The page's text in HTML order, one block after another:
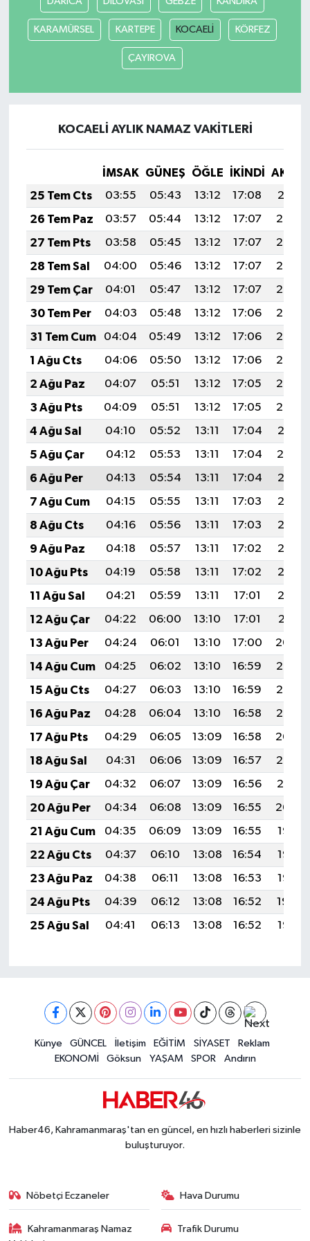
KARAMÜRSEL KARTEPE KOCAELİ KÖRFEZ
ÇAYIROVA
KOCAELİ AYLIK NAMAZ VAKITLERI
İMSAK GÜNEŞ ÖĞLE İKINDI
25 Tem Cts
03:55 05:43 13:12 17:08
20:31
26 Tem Paz
03:57 05:44 13:12 17:07
20:30
27 Tem Pts
03:58 05:45 13:12 17:07
20:29
28 Tem Sal
04:00 05:46 13:12 17:07
20:28
29 Tem Çar
04:01 05:47 13:12 17:07
20:27
30 Tem Per
04:03 05:48 13:12 17:06
20:26
31 Tem Cum
04:04 05:49 13:12 17:06
20:25
1 Ağu Cts
04:06 05:50 13:12 17:06
20:24
2 Ağu Paz
04:07 05:51 13:12 17:05
20:23
3 Ağu Pts
04:09 05:51 13:12 17:05
20:22
4 Ağu Sal
04:10 05:52 13:11 17:04
20:21
5 Ağu Çar
04:12 05:53 13:11 17:04
20:19
6 Ağu Per
04:13 05:54 13:11 17:04
20:18
7 Ağu Cum
04:15 05:55 13:11 17:03
20:17
8 Ağu Cts
04:16 05:56 13:11 17:03
20:16
9 Ağu Paz
04:18 05:57 13:11 17:02
20:15
10 Ağu Pts
04:19 05:58 13:11 17:02
20:13
11 Ağu Sal
04:21 05:59 13:11 17:01
20:12
12 Ağu Çar
04:22 06:00 13:10 17:01
20:11
13 Ağu Per
04:24 06:01 13:10 17:00
20:09
14 Ağu Cum
04:25 06:02 13:10 16:59
20:08
15 Ağu Cts
04:27 06:03 13:10 16:59
20:07
16 Ağu Paz
04:28 06:04 13:10 16:58
20:05
17 Ağu Pts
04:29 06:05 13:09 16:58
20:04
18 Ağu Sal
04:31 06:06 13:09 16:57
20:02
19 Ağu Çar
04:32 06:07 13:09 16:56
20:01
20 Ağu Per
04:34 06:08 13:09 16:55
20:00
21 Ağu Cum
04:35 06:09 13:09 16:55
19:58
22 Ağu Cts
04:37 06:10 13:08 16:54
19:57
23 Ağu Paz
04:38 06:11 13:08 16:53
19:55
24 Ağu Pts
04:39 06:12 13:08 16:52
19:54
25 Ağu Sal
04:41 06:13 13:08 16:52 19:52
Künye GÜNCEL İletişim EĞİTİM SİYASET
Reklam
EKONOMİ
Göksun YAŞAM SPOR Andırın
Haber46, Kahramanmaraş'tan en güncel, en hızlı haberleri sizinle
buluşturuyor.
Nöbetçi Eczaneler Hava Durumu
Kahramanmaraş Namaz
Trafik Durumu
SEÇİM 2011
ÜÇÜNCÜ SAYFA
SİVİL TOPLUM
SEÇİM 2014
KİM KİMDİR
ÇEK GÖNDER
KİTAP
HEDEF2020
OTOMOBİL
MİZAH
TARİH
Genel
Politika
YEREL
BÖLGEDEN
BİLİM TEKNOLOJİ
ASAYİŞ
SEÇİM 2015
ÇEVRE
BİLİM VE TEKNOLOJİ
YARIŞMALAR
TANITIM
HABERDE İNSAN